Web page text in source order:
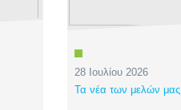
28 Ιουλίου 2026
Τα νέα των μελών μας